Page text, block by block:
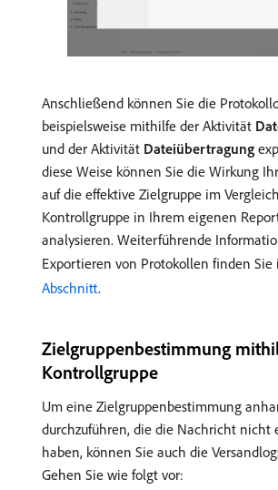
Anschließend können Sie die
beispielsweise mithilfe der Aktivität
und der Aktivität Dateiübertragung
diese Weise können Sie die Wirkung
auf die effektive Zielgruppe im
Kontrollgruppe in Ihrem eigenen
analysieren. Weiterführende
Exportieren von Protokollen finden Sie
Abschnitt.
Zielgruppenbestimmung
Kontrollgruppe
Um eine Zielgruppenbestimmung
durchzuführen, die die Nachricht nicht
haben, können Sie auch die
Gehen Sie wie folgt vor: